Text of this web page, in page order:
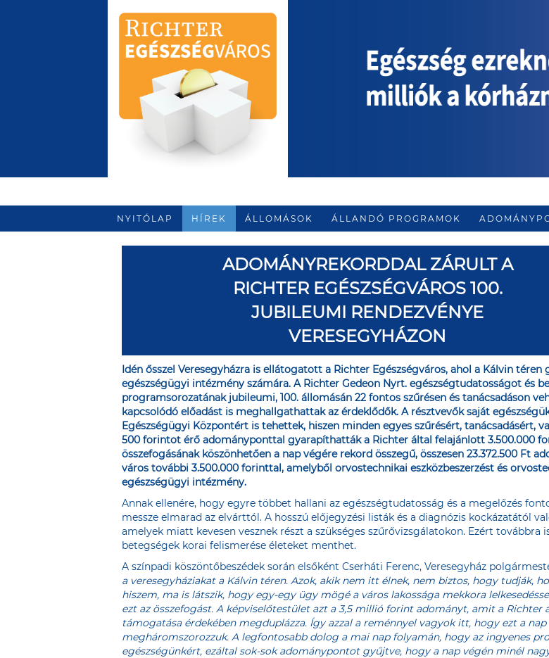
NYITÓLAP HÍREK ÁLLOMÁSOK ÁLLANDÓ PROGRAMOK
ADOMÁNYREKORDDAL ZÁRULT A
RICHTER EGÉSZSÉGVÁROS 100.
JUBILEUMI RENDEZVÉNYE
VERESEGYHÁZON
Idén ősszel Veresegyházra is ellátogatott a Richter Egészségváros, ahol a Kálvin
egészségügyi intézmény számára. A Richter Gedeon Nyrt. egészségtudatosságot és
programsorozatának jubileumi, 100. állomásán 22 fontos szűrésen és tanácsadáson
kapcsolódó előadást is meghallgathattak az érdeklődők. A résztvevők saját
Egészségügyi Központért is tehettek, hiszen minden egyes szűrésért,
500 forintot érő adományponttal gyarapíthatták a Richter által felajánlott 3.500.000
összefogásának köszönhetően a nap végére rekord összegű, összesen 23.372.500 Ft
város további 3.500.000 forinttal, amelyből orvostechnikai eszközbeszerzést és
egészségügyi intézmény.
Annak ellenére, hogy egyre többet hallani az egészségtudatosság és a megelőzés
messze elmarad az elvárttól. A hosszú előjegyzési listák és a diagnózis kockázatától
amelyek miatt kevesen vesznek részt a szükséges szűrővizsgálatokon. Ezért továbbra
betegségek korai felismerése életeket menthet.
A színpadi köszöntőbeszédek során elsőként Cserháti Ferenc, Veresegyház
a veresegyháziakat a Kálvin téren. Azok, akik nem itt élnek, nem biztos, hogy tudják,
hiszem, ma is látszik, hogy egy-egy ügy mögé a város lakossága mekkora
ezt az összefogást. A képviselőtestület azt a 3,5 millió forint adományt, amit a
támogatása érdekében megduplázza. Így azzal a reménnyel vagyok itt, hogy ezt a
megháromszorozzuk. A legfontosabb dolog a mai nap folyamán, hogy az ingyenes
egészségünkért, ezáltal sok-sok adománypontot gyűjtve, hogy a nap végén minél